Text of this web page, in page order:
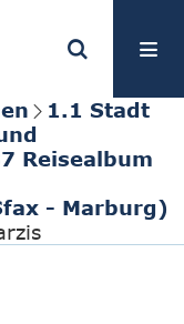
1.1 Stadt
Reisealbum
- Marburg)